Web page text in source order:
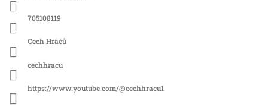
705108119
Cech Hráčů
cechhracu
https://www.youtube.com/@cechhracu1